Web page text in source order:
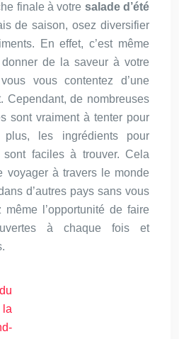
finale à votre salade d’été
de saison, osez diversifier
En effet, c’est même
de la saveur à votre
vous contentez d’une
Cependant, de nombreuses
sont vraiment à tenter pour
les ingrédients pour
faciles à trouver. Cela
voyager à travers le monde
d’autres pays sans vous
l’opportunité de faire
à chaque fois et
la